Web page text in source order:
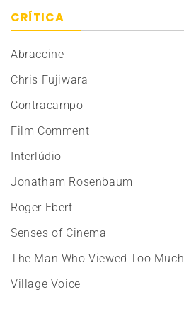
CRÍTICA
Abraccine
Chris Fujiwara
Contracampo
Film Comment
Interlúdio
Jonatham Rosenbaum
Roger Ebert
Senses of Cinema
The Man Who Viewed Too Much
Village Voice